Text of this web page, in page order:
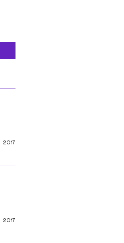
2017
2017